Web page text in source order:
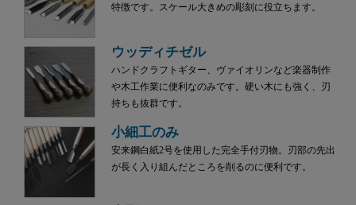
特徴です。スケール大きめの彫刻に役立ちます。
ウッディチゼル
ハンドクラフトギター、ヴァイオリンなど楽器制作
や木工作業に便利なのみです。硬い木にも強く、刃
持ちも抜群です。
小細工のみ
安来鋼白紙2号を使用した完全手付刃物。刃部の先出
が長く入り組んだところを削るのに便利です。